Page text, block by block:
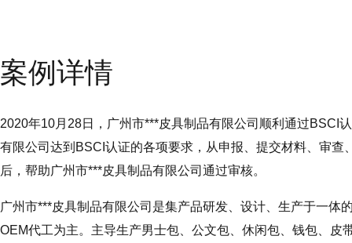
案例详情
2020年10月28日，广州市***皮具制品有限公司顺利通过BSCI
有限公司达到BSCI认证的各项要求，从申报、提交材料、审
后，帮助广州市***皮具制品有限公司通过审核。
广州市***皮具制品有限公司是集产品研发、设计、生产于一体
OEM代工为主。主导生产男士包、公文包、休闲包、钱包、皮